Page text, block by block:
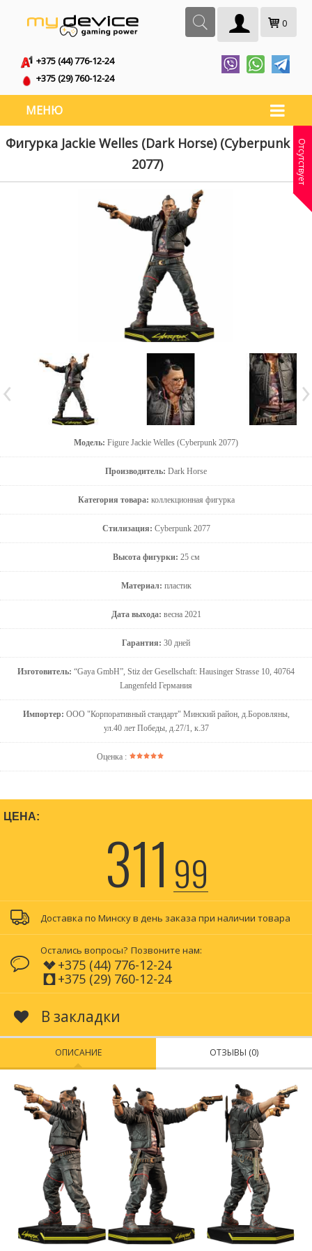
0
+375 (44) 776-12-24
+375 (29) 760-12-24
МЕНЮ
Фигурка Jackie Welles (Dark Horse) (Cyberpunk
2077)
Модель: Figure Jackie Welles (Cyberpunk 2077)
Производитель: Dark Horse
Категория товара: коллекционная фигурка
Стилизация: Cyberpunk 2077
Высота фигурки: 25 см
Материал: пластик
Дата выхода: весна 2021
Гарантия: 30 дней
Изготовитель: “Gaya GmbH”, Stiz der Gesellschaft: Hausinger Strasse 10, 40764
Langenfeld Германия
Импортер: ООО "Корпоративный стандарт" Минский район, д.Боровляны,
ул.40 лет Победы, д.27/1, к.37
Оценка :
Отсутствует
ЦЕНА:
311 99
Доставка по Минску в день заказа при наличии товара
Остались вопросы? Позвоните нам:
+375 (44) 776-12-24
+375 (29) 760-12-24
В закладки
ОПИСАНИЕ ОТЗЫВЫ (0)